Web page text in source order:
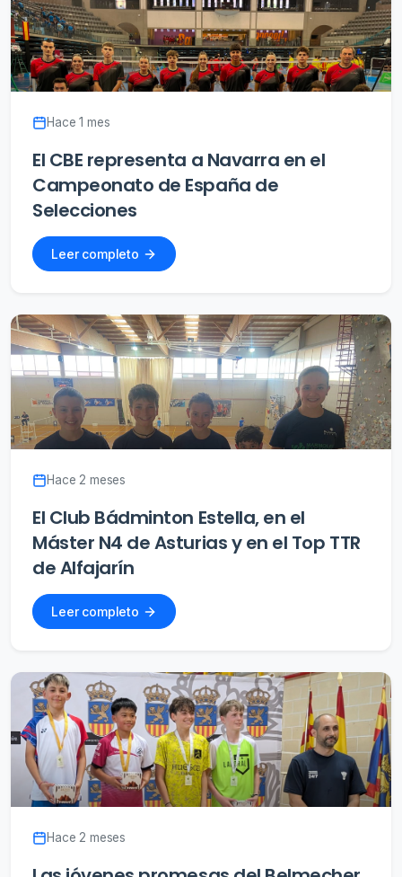
Hace 1 mes
El CBE representa a Navarra en el
Campeonato de España de
Selecciones
Leer completo
Hace 2 meses
El Club Bádminton Estella, en el
Máster N4 de Asturias y en el Top TTR
de Alfajarín
Leer completo
Hace 2 meses